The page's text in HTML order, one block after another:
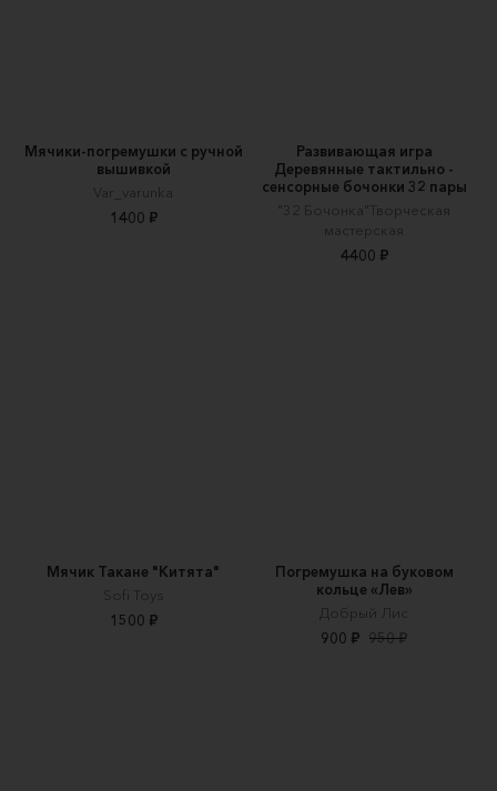
Мячики-погремушки с ручной
вышивкой
Var_varunka
1400 ₽
Развивающая игра
Деревянные тактильно -
сенсорные бочонки 32 пары
"32 Бочонка"Творческая
мастерская
4400 ₽
Мячик Такане "Китята"
Sofi Toys
1500 ₽
Погремушка на буковом
кольце «Лев»
Добрый Лис
900 ₽ 950 ₽